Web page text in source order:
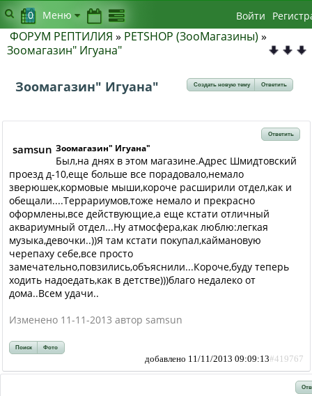
ФОРУМ РЕПТИЛИЯ » PETSHOP (ЗооМагазины) »
Зоомагазин" Игуана"
Зоомагазин" Игуана" Создать новую тему Ответить
Ответить
samsun Зоомагазин" Игуана"
Был,на днях в этом магазине.Адрес Шмидтовский
проезд д-10,еще больше все порадовало,немало
зверюшек,кормовые мыши,короче расширили отдел,как и
обещали....Террариумов,тоже немало и прекрасно
оформлены,все действующие,а еще кстати отличный
аквариумный отдел...Ну атмосфера,как люблю:легкая
музыка,девочки..))Я там кстати покупал,каймановую
черепаху себе,все просто
замечательно,повзились,объяснили...Короче,буду теперь
ходить надоедать,как в детстве)))благо недалеко от
дома..Всем удачи..
Изменено 11-11-2013 автор samsun
Поиск Фото
добавлено 11/11/2013 09:09:13#419767
0 Меню Войти